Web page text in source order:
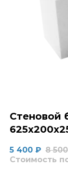
Стеновой
5 400 ₽ 8 500
Стоимость